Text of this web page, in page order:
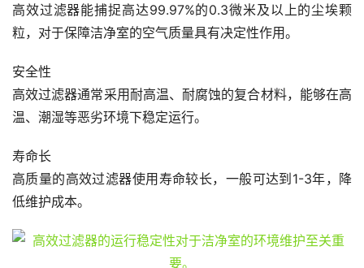
高效过滤器能捕捉高达99.97%的0.3微米及以上的尘埃颗
粒，对于保障洁净室的空气质量具有决定性作用。
安全性
高效过滤器通常采用耐高温、耐腐蚀的复合材料，能够在高
温、潮湿等恶劣环境下稳定运行。
寿命长
高质量的高效过滤器使用寿命较长，一般可达到1-3年，降
低维护成本。